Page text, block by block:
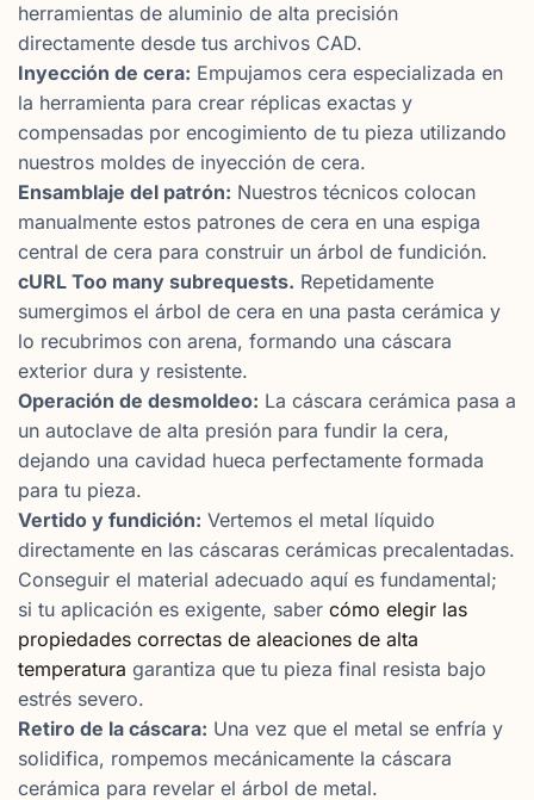
herramientas de aluminio de alta precisión
directamente desde tus archivos CAD.
Inyección de cera: Empujamos cera especializada en
la herramienta para crear réplicas exactas y
compensadas por encogimiento de tu pieza utilizando
nuestros moldes de inyección de cera.
Ensamblaje del patrón: Nuestros técnicos colocan
manualmente estos patrones de cera en una espiga
central de cera para construir un árbol de fundición.
cURL Too many subrequests. Repetidamente
sumergimos el árbol de cera en una pasta cerámica y
lo recubrimos con arena, formando una cáscara
exterior dura y resistente.
Operación de desmoldeo: La cáscara cerámica pasa a
un autoclave de alta presión para fundir la cera,
dejando una cavidad hueca perfectamente formada
para tu pieza.
Vertido y fundición: Vertemos el metal líquido
directamente en las cáscaras cerámicas precalentadas.
Conseguir el material adecuado aquí es fundamental;
si tu aplicación es exigente, saber cómo elegir las
propiedades correctas de aleaciones de alta
temperatura garantiza que tu pieza final resista bajo
estrés severo.
Retiro de la cáscara: Una vez que el metal se enfría y
solidifica, rompemos mecánicamente la cáscara
cerámica para revelar el árbol de metal.